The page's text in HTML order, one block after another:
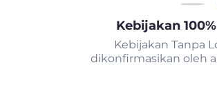
Kebijakan
Kebijakan Tanpa
dikonfirmasikan oleh